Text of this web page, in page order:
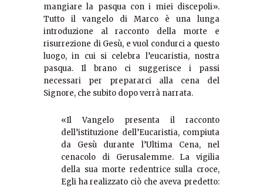
mangiare la pasqua con i miei discepoli».
Tutto il vangelo di Marco è una lunga
introduzione al racconto della morte e
risurrezione di Gesù, e vuol condurci a questo
luogo, in cui si celebra l’eucaristia, nostra
pasqua. Il brano ci suggerisce i passi
necessari per prepararci alla cena del
Signore, che subito dopo verrà narrata.
«Il Vangelo presenta il racconto
dell’istituzione dell’Eucaristia, compiuta
da Gesù durante l’Ultima Cena, nel
cenacolo di Gerusalemme. La vigilia
della sua morte redentrice sulla croce,
Egli ha realizzato ciò che aveva predetto: